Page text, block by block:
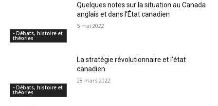
- Débats, histoire et
théories
Quelques notes sur la situation au Canada
anglais et dans l’État canadien
5 mai 2022
- Débats, histoire et
théories
La stratégie révolutionnaire et l’état
canadien
28 mars 2022